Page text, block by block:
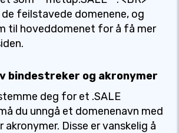
de feilstavede domenene, og
til hoveddomenet for å få mer
bindestreker og akronymer
deg for et .SALE
du unngå et domenenavn med
akronymer. Disse er vanskelig å